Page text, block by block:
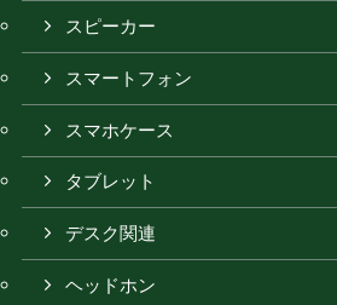
スピーカー
スマートフォン
スマホケース
タブレット
デスク関連
ヘッドホン